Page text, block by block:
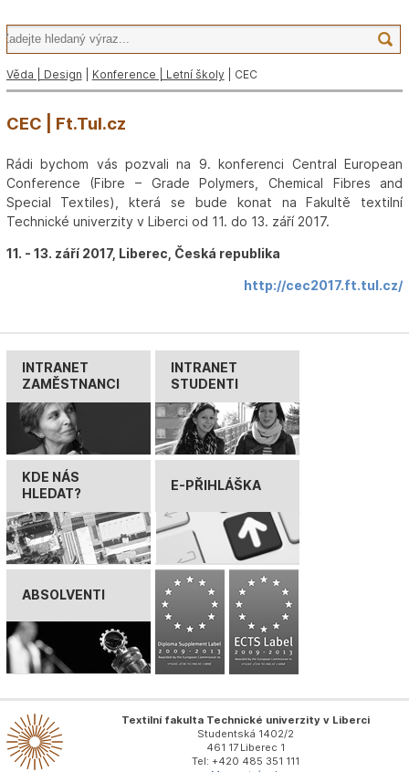
Věda | Design Konference | Letní školy | CEC
CEC | Ft.Tul.cz
Rádi bychom vás pozvali na 9. konferenci Central European
Conference (Fibre – Grade Polymers, Chemical Fibres and
Special Textiles), která se bude konat na Fakultě textilní
Technické univerzity v Liberci od 11. do 13. září 2017.
11. - 13. září 2017, Liberec, Česká republika
http://cec2017.ft.tul.cz/
INTRANET
ZAMĚSTNANCI
INTRANET
STUDENTI
KDE NÁS
HLEDAT?
E-PŘIHLÁŠKA
ABSOLVENTI
Textilní fakulta Technické univerzity v Liberci
Studentská 1402/2
461 17 Liberec 1
Tel: +420 485 351 111